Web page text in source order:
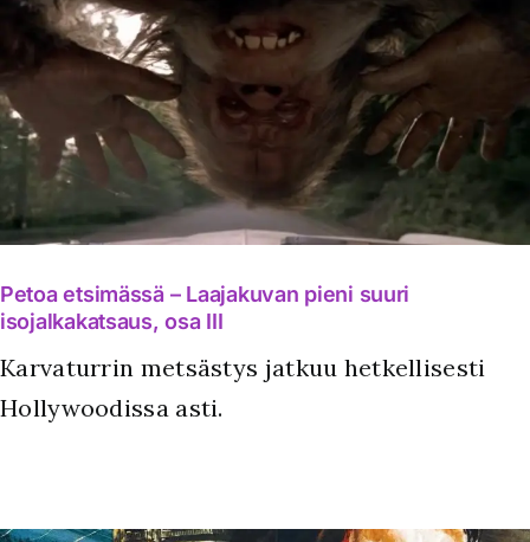
Petoa etsimässä – Laajakuvan pieni suuri
isojalkakatsaus, osa III
Karvaturrin metsästys jatkuu hetkellisesti
Hollywoodissa asti.